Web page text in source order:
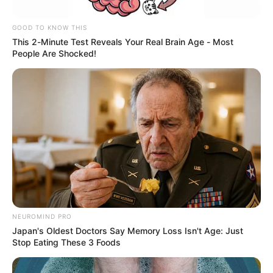
Gobernación de Santander
Elección del rector de la Uis había sido recusada por un
egresado de la institución
Por:Edna Catalina Porras Pico
Mayo 8, 2025
GOOD TO KNOW THIS
This 2-Minute Test Reveals Your Real Brain Age - Most
People Are Shocked!
NEUROMIND PRO
Japan's Oldest Doctors Say Memory Loss Isn't Age: Just
Stop Eating These 3 Foods